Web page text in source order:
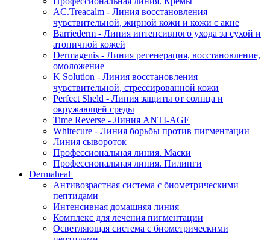
AC.Treacalm - Линия восстановления
чувствительной, жирной кожи и кожи с акне
Barriederm - Линия интенсивного ухода за сухой и
атопичной кожей
Dermagenis - Линия регенерация, восстановление,
омоложение
K Solution - Линия восстановления
чувствительной, стрессированной кожи
Perfect Sheld - Линия защиты от солнца и
окружающей среды
Time Reverse - Линия ANTI-AGE
Whitecure - Линия борьбы против пигментации
Линия сывороток
Профессиональная линия. Маски
Профессиональная линия. Пилинги
Dermaheal
Антивозрастная система с биометрическими
пептидами
Интенсивная домашняя линия
Комплекс для лечения пигментации
Осветляющая система с биометрическими